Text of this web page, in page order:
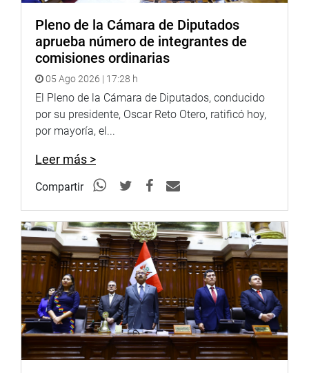
Nadine Heredia, y reiteró que la ex primera dama «hacía lo
que quería» durante el gobierno de Ollanta Humala,
hechos que son conocidos por todo el Perú.
Por otra parte, en el marco de la investigación de los
posibles actos de corrupción en los que habría podido
incurrir el ex consejero presidencial en materia de salud,
Carlos Moreno, se invitaron a Miguel Sifuentes, Julio
Acosta y a Samantha Mendoza Rueda.
Sifuentes aseguró que grabó a Moreno impulsado “por
sus principios éticos y morales, y además por no concebir
el hecho de que se estaba poniendo en juego el dinero de
una organización que está al servicio del pueblo”. (jon)
PRENSA-CONGRESO
Pleno de la Cámara de Diputados
aprueba número de integrantes de
comisiones ordinarias
05 Ago 2026 | 17:28 h
El Pleno de la Cámara de Diputados, conducido
por su presidente, Oscar Reto Otero, ratificó hoy,
por mayoría, el...
Leer más >
Compartir